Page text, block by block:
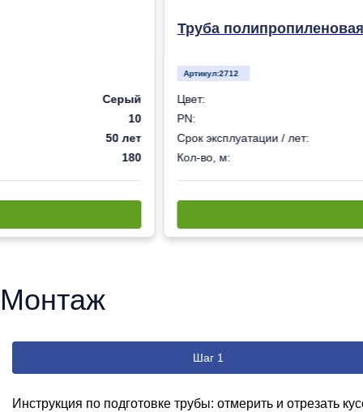
Серый
10
50 лет
180
Труба
Артикул:2712
Цвет:
PN:
Срок эксплуатации / лет:
Кол-во, м:
Монтаж
Шаг 1
Инструкция по подготовке трубы: отмерить и отрезать